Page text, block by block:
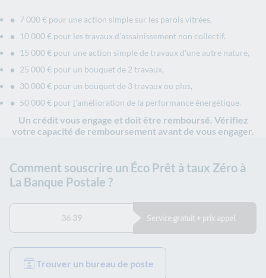
7 000 € pour une action simple sur les parois vitrées,
10 000 € pour les travaux d'assainissement non collectif.
15 000 € pour une action simple de travaux d'une autre nature,
25 000 € pour un bouquet de 2 travaux,
30 000 € pour un bouquet de 3 travaux ou plus,
50 000 € pour l'amélioration de la performance énergétique.
Un crédit vous engage et doit être remboursé. Vérifiez
votre capacité de remboursement avant de vous engager.
Comment souscrire un Éco Prêt à taux Zéro à
La Banque Postale ?
36 39 Service gratuit + prix appel
Trouver un bureau de poste